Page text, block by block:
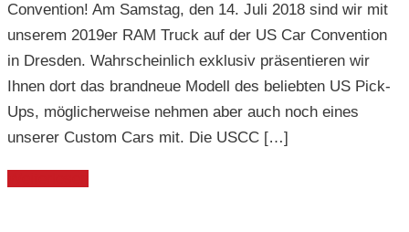
Convention! Am Samstag, den 14. Juli 2018 sind wir mit
unserem 2019er RAM Truck auf der US Car Convention
in Dresden. Wahrscheinlich exklusiv präsentieren wir
Ihnen dort das brandneue Modell des beliebten US Pick-
Ups, möglicherweise nehmen aber auch noch eines
unserer Custom Cars mit. Die USCC […]